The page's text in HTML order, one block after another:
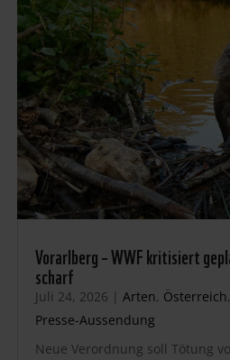
Vorarlberg – WWF kritisiert
scharf
Juli 24, 2026 | Arten, Österreich,
Presse-Aussendung
Neue Verordnung soll Tötung